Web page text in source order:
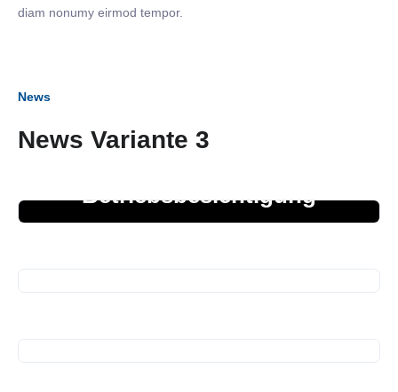
diam nonumy eirmod tempor.
News
News Variante 3
Betriebsbesichtigung
05. März 2026